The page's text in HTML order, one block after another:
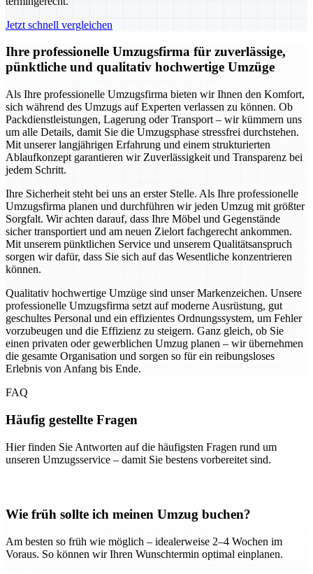
Jetzt schnell vergleichen
Ihre professionelle Umzugsfirma für zuverlässige,
pünktliche und qualitativ hochwertige Umzüge
Als Ihre professionelle Umzugsfirma bieten wir Ihnen den Komfort,
sich während des Umzugs auf Experten verlassen zu können. Ob
Packdienstleistungen, Lagerung oder Transport – wir kümmern uns
um alle Details, damit Sie die Umzugsphase stressfrei durchstehen.
Mit unserer langjährigen Erfahrung und einem strukturierten
Ablaufkonzept garantieren wir Zuverlässigkeit und Transparenz bei
jedem Schritt.
Ihre Sicherheit steht bei uns an erster Stelle. Als Ihre professionelle
Umzugsfirma planen und durchführen wir jeden Umzug mit größter
Sorgfalt. Wir achten darauf, dass Ihre Möbel und Gegenstände
sicher transportiert und am neuen Zielort fachgerecht ankommen.
Mit unserem pünktlichen Service und unserem Qualitätsanspruch
sorgen wir dafür, dass Sie sich auf das Wesentliche konzentrieren
können.
Qualitativ hochwertige Umzüge sind unser Markenzeichen. Unsere
professionelle Umzugsfirma setzt auf moderne Ausrüstung, gut
geschultes Personal und ein effizientes Ordnungssystem, um Fehler
vorzubeugen und die Effizienz zu steigern. Ganz gleich, ob Sie
einen privaten oder gewerblichen Umzug planen – wir übernehmen
die gesamte Organisation und sorgen so für ein reibungsloses
Erlebnis von Anfang bis Ende.
FAQ
Häufig gestellte Fragen
Hier finden Sie Antworten auf die häufigsten Fragen rund um
unseren Umzugsservice – damit Sie bestens vorbereitet sind.
Wie früh sollte ich meinen Umzug buchen?
Am besten so früh wie möglich – idealerweise 2–4 Wochen im
Voraus. So können wir Ihren Wunschtermin optimal einplanen.